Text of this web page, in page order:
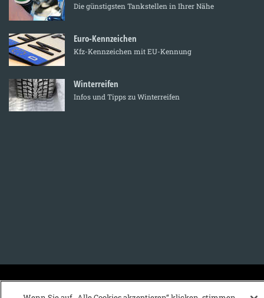
Die günstigsten Tankstellen in Ihrer Nähe
Euro-Kennzeichen
Kfz-Kennzeichen mit EU-Kennung
Winterreifen
Infos und Tipps zu Winterreifen